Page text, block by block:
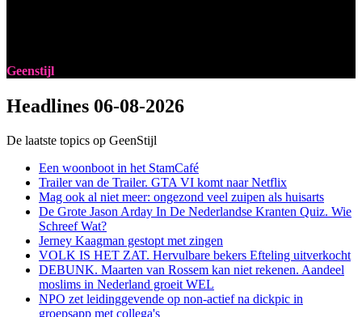
Geenstijl
Headlines 06-08-2026
De laatste topics op GeenStijl
Een woonboot in het StamCafé
Trailer van de Trailer. GTA VI komt naar Netflix
Mag ook al niet meer: ongezond veel zuipen als huisarts
De Grote Jason Arday In De Nederlandse Kranten Quiz. Wie
Schreef Wat?
Jerney Kaagman gestopt met zingen
VOLK IS HET ZAT. Hervulbare bekers Efteling uitverkocht
DEBUNK. Maarten van Rossem kan niet rekenen. Aandeel
moslims in Nederland groeit WEL
NPO zet leidinggevende op non-actief na dickpic in
groepsapp met collega's